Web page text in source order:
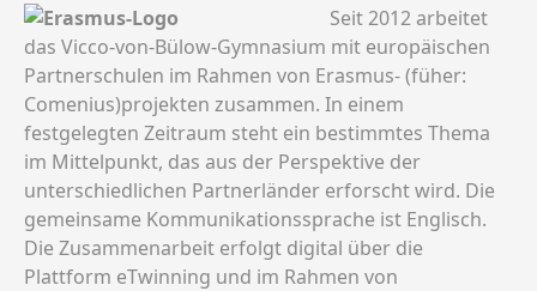
Seit 2012 arbeitet
das Vicco-von-Bülow-Gymnasium mit europäischen
Partnerschulen im Rahmen von Erasmus- (füher:
Comenius)projekten zusammen. In einem
festgelegten Zeitraum steht ein bestimmtes Thema
im Mittelpunkt, das aus der Perspektive der
unterschiedlichen Partnerländer erforscht wird. Die
gemeinsame Kommunikationssprache ist Englisch.
Die Zusammenarbeit erfolgt digital über die
Plattform eTwinning und im Rahmen von